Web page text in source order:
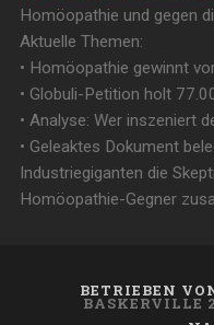
Homöopathie und gegen
Aktuelle Themen:
• Homöopathie gewinnt
• Globuli-Petition holt
• Analyse: Wer inszeniert
• Geleaktes Dokument
Industriegiganten die
Homöopathie-Gegner
BETRIEBEN
BASKERVILLE